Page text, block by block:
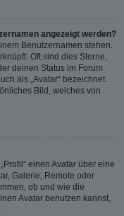
angezeigt werden?
Benutzernamen stehen.
Oft sind dies Sterne,
deinen Status im Forum
als „Avatar“ bezeichnet.
Bild, welches von
einen Avatar über eine
Galerie, Remote oder
ob und wie die
Avatar benutzen kannst,